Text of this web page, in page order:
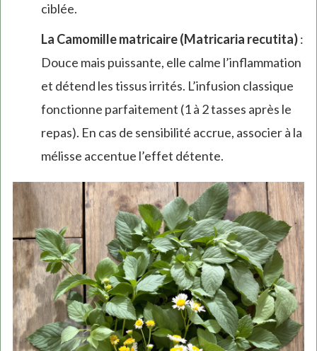
ciblée.
La Camomille matricaire (Matricaria recutita):
Douce mais puissante, elle calme l’inflammation
et détend les tissus irrités. L’infusion classique
fonctionne parfaitement (1 à 2 tasses après le
repas). En cas de sensibilité accrue, associer à la
mélisse accentue l’effet détente.